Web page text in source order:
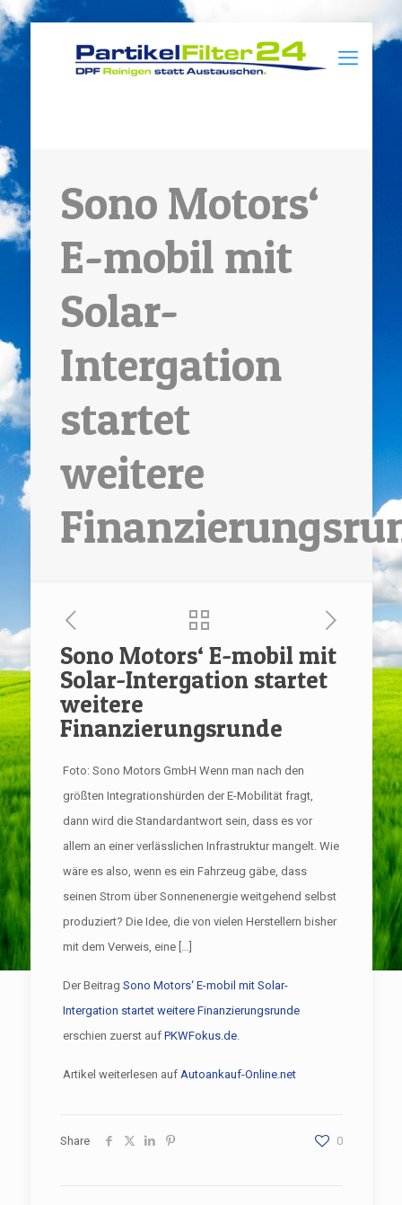
Sono Motors‘
E-mobil mit
Solar-
Intergation
startet
weitere
Sono Motors‘ E-mobil mit
Solar-Intergation startet
weitere
Finanzierungsrunde
Foto: Sono Motors GmbH Wenn man nach den
größten Integrationshürden der E-Mobilität fragt,
dann wird die Standardantwort sein, dass es vor
allem an einer verlässlichen Infrastruktur mangelt. Wie
wäre es also, wenn es ein Fahrzeug gäbe, dass
seinen Strom über Sonnenenergie weitgehend selbst
produziert? Die Idee, die von vielen Herstellern bisher
mit dem Verweis, eine […]
Der Beitrag Sono Motors‘ E-mobil mit Solar-
Intergation startet weitere Finanzierungsrunde
erschien zuerst auf PKWFokus.de.
Artikel weiterlesen auf Autoankauf-Online.net
Share 0